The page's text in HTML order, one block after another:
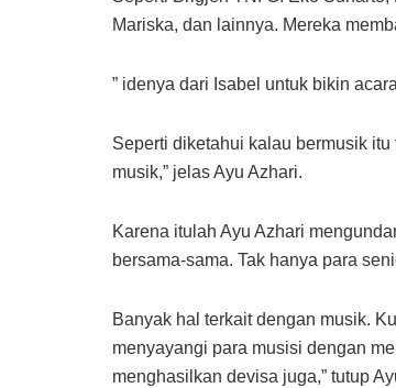
Mariska, dan lainnya. Mereka
” idenya dari Isabel untuk bikin
Seperti diketahui kalau bermusik
musik,” jelas Ayu Azhari.
Karena itulah Ayu Azhari
bersama-sama. Tak hanya para
Banyak hal terkait dengan musik.
menyayangi para musisi dengan
menghasilkan devisa juga,” tutup